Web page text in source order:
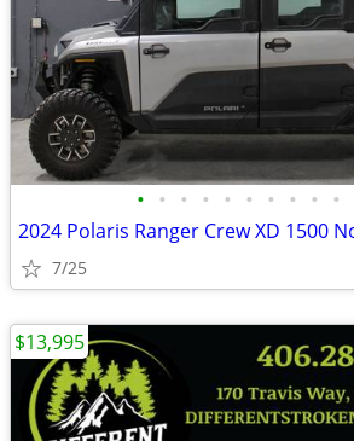
• • • • • • • • • •
7/25
$13,995